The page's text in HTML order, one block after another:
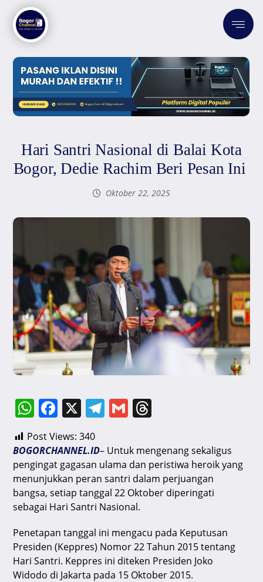
Hari Santri Nasional di Balai Kota
Bogor, Dedie Rachim Beri Pesan Ini
Oktober 22, 2025
W
h
at
s
A
p
p
F
c
e
b
o
k
X T
e
gr
a
m
G
ai
l
e
a
d
s
Post Views: 340
BOGORCHANNEL.ID– Untuk mengenang sekaligus
pengingat gagasan ulama dan peristiwa heroik yang
menunjukkan peran santri dalam perjuangan
bangsa, setiap tanggal 22 Oktober diperingati
sebagai Hari Santri Nasional.
Penetapan tanggal ini mengacu pada Keputusan
Presiden (Keppres) Nomor 22 Tahun 2015 tentang
Hari Santri. Keppres ini diteken Presiden Joko
Widodo di Jakarta pada 15 Oktober 2015.